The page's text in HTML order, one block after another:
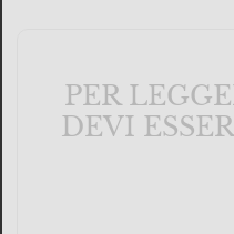
PER
DEVI